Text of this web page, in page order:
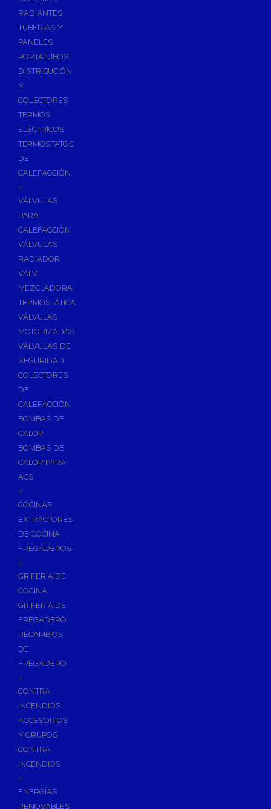
Ósmosis con Depósito
Recambios de Ósmosis
Grifería de Ósmosis
Regulación y Dosificación de Agua
RADIANTES
TUBERÍAS Y
PANELES
PORTATUBOS
DISTRIBUCIÓN
Y
COLECTORES
TERMOS
ELÉCTRICOS
TERMOSTATOS
DE
CALEFACCIÓN
+
VÁLVULAS
PARA
CALEFACCIÓN
VÁLVULAS
RADIADOR
VÁLV.
MEZCLADORA
TERMOSTÁTICA
VÁLVULAS
MOTORIZADAS
VÁLVULAS DE
SEGURIDAD
COLECTORES
DE
CALEFACCIÓN
BOMBAS DE
CALOR
BOMBAS DE
CALOR PARA
ACS
+
COCINAS
EXTRACTORES
DE COCINA
FREGADEROS
+
GRIFERÍA DE
COCINA
GRIFERÍA DE
FREGADERO
RECAMBIOS
DE
FREGADERO
+
CONTRA
INCENDIOS
ACCESORIOS
Y GRUPOS
CONTRA
INCENDIOS
+
ENERGÍAS
RENOVABLES